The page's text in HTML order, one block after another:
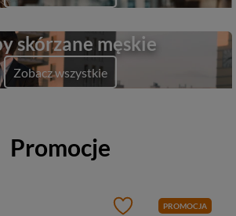
skórzane męskie
Zobacz wszystkie
Promocje
PROMOCJA